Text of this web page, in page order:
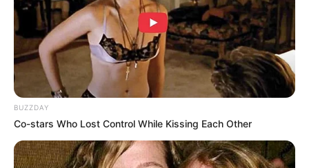
BUZZDAY
Co-stars Who Lost Control While Kissing Each Other